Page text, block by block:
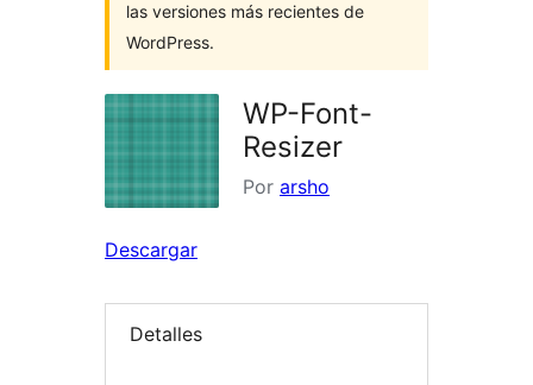
las versiones más recientes de
WordPress.
WP-Font-
Resizer
Por arsho
Descargar
Detalles